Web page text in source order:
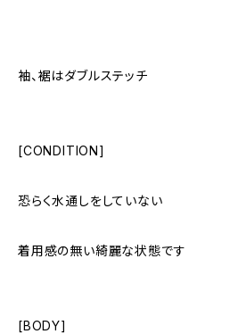
袖、裾はダブルステッチ
[CONDITION]
恐らく水通しをしていない
着用感の無い綺麗な状態です
[BODY]